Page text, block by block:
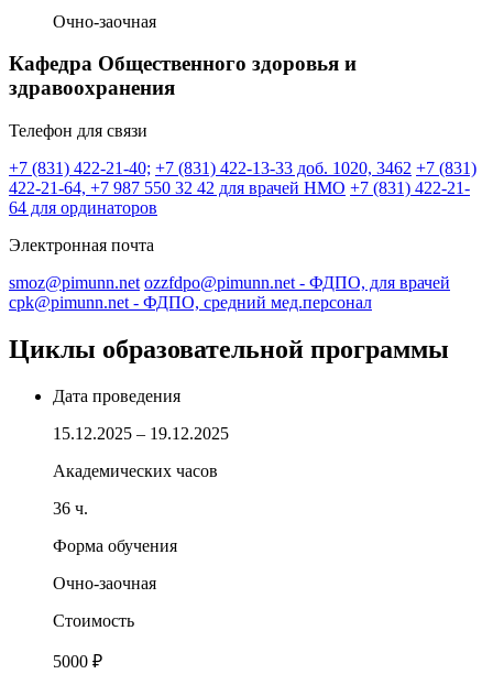
Очно-заочная
Кафедра Общественного здоровья и
здравоохранения
Телефон для связи
+7 (831) 422-21-40; +7 (831) 422-13-33 доб. 1020, 3462 +7 (831)
422-21-64, +7 987 550 32 42 для врачей НМО +7 (831) 422-21-
64 для ординаторов
Электронная почта
smoz@pimunn.net ozzfdpo@pimunn.net - ФДПО, для врачей
cpk@pimunn.net - ФДПО, средний мед.персонал
Циклы образовательной программы
Дата проведения
15.12.2025 – 19.12.2025
Академических часов
36 ч.
Форма обучения
Очно-заочная
Стоимость
5000 ₽